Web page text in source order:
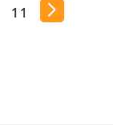
11